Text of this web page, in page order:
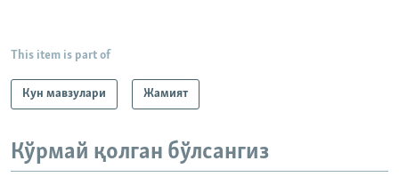
This item is part of
Кун мавзулари Жамият
Кўрмай қолган бўлсангиз